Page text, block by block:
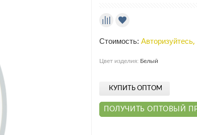
Стоимость:
Цвет изделия: Белый
КУПИТЬ ОПТОМ
ПОЛУЧИТЬ ОПТОВЫЙ
или транспортной компанией до терминала
вашем городе.
гибкую систему скидок, а также